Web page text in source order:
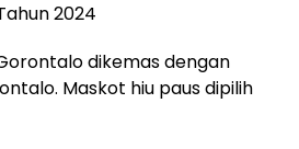
2024
dikemas dengan
Maskot hiu paus dipilih